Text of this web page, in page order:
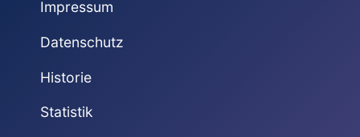
Impressum
Datenschutz
Historie
Statistik